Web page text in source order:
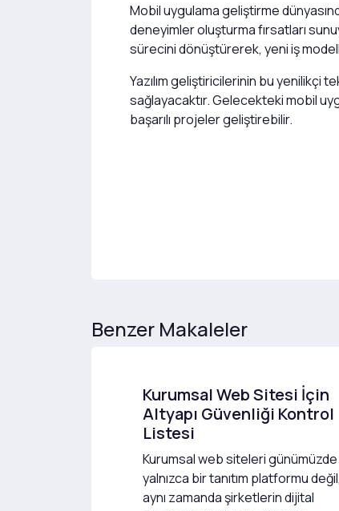
Mobil uygulama geliştirme
deneyimler oluşturma fırsatları
sürecini dönüştürerek, yeni iş
Yazılım geliştiricilerinin bu yenilikçi
sağlayacaktır. Gelecekteki mobil
başarılı projeler geliştirebilir.
Benzer Makaleler
Kurumsal Web Sitesi İçin
Altyapı Güvenliği Kontrol
Listesi
Kurumsal web siteleri günümüzde
yalnızca bir tanıtım platformu değil,
aynı zamanda şirketlerin dijital